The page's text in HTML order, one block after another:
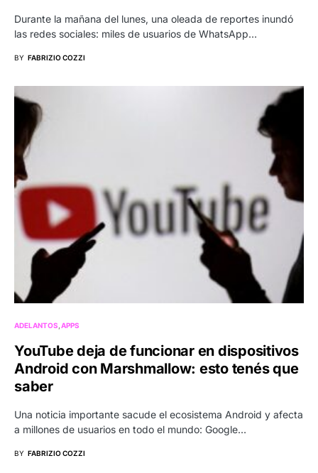
Durante la mañana del lunes, una oleada de reportes inundó
las redes sociales: miles de usuarios de WhatsApp…
BY FABRIZIO COZZI
ADELANTOS APPS
YouTube deja de funcionar en dispositivos
Android con Marshmallow: esto tenés que
saber
Una noticia importante sacude el ecosistema Android y afecta
a millones de usuarios en todo el mundo: Google…
BY FABRIZIO COZZI